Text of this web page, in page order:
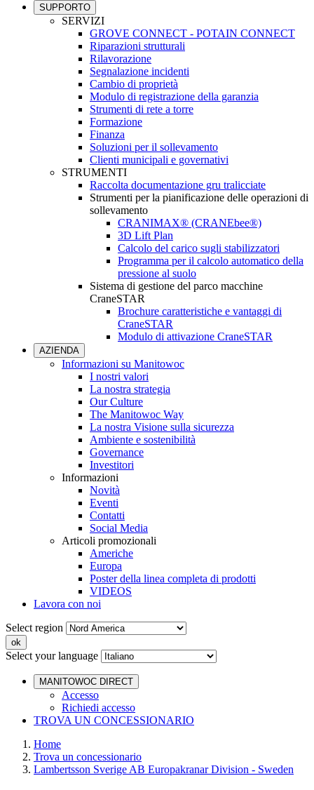
SUPPORTO
SERVIZI
GROVE CONNECT - POTAIN CONNECT
Riparazioni strutturali
Rilavorazione
Segnalazione incidenti
Cambio di proprietà
Modulo di registrazione della garanzia
Strumenti di rete a torre
Formazione
Finanza
Soluzioni per il sollevamento
Clienti municipali e governativi
STRUMENTI
Raccolta documentazione gru tralicciate
Strumenti per la pianificazione delle operazioni di
sollevamento
CRANIMAX® (CRANEbee®)
3D Lift Plan
Calcolo del carico sugli stabilizzatori
Programma per il calcolo automatico della
pressione al suolo
Sistema di gestione del parco macchine
CraneSTAR
Brochure caratteristiche e vantaggi di
CraneSTAR
Modulo di attivazione CraneSTAR
AZIENDA
Informazioni su Manitowoc
I nostri valori
La nostra strategia
Our Culture
The Manitowoc Way
La nostra Visione sulla sicurezza
Ambiente e sostenibilità
Governance
Investitori
Informazioni
Novità
Eventi
Contatti
Social Media
Articoli promozionali
Americhe
Europa
Poster della linea completa di prodotti
VIDEOS
Lavora con noi
Select region
Select your language
MANITOWOC DIRECT
Accesso
Richiedi accesso
TROVA UN CONCESSIONARIO
Home
Trova un concessionario
Lambertsson Sverige AB Europakranar Division - Sweden